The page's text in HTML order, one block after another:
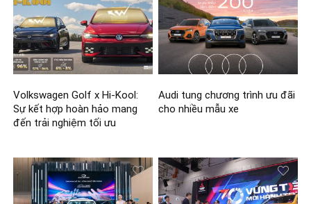
Volkswagen Golf x Hi-Kool:
Sự kết hợp hoàn hảo mang
đến trải nghiệm tối ưu
Audi tung chương trình ưu đãi
cho nhiều mẫu xe